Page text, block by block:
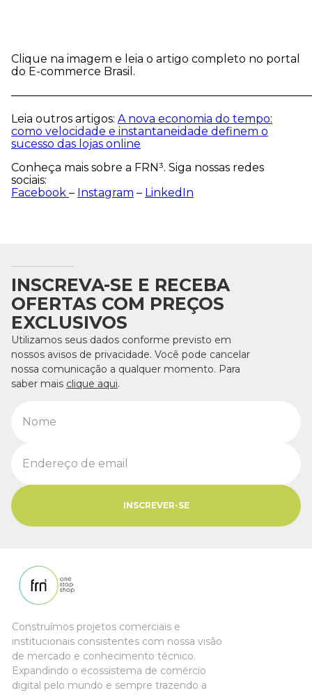
Clique na imagem e leia o artigo completo no portal
do E-commerce Brasil.
Leia outros artigos: A nova economia do tempo:
como velocidade e instantaneidade definem o
sucesso das lojas online
Conheça mais sobre a FRN³. Siga nossas redes
sociais:
Facebook – Instagram – LinkedIn
INSCREVA-SE E RECEBA
OFERTAS COM PREÇOS
EXCLUSIVOS
Utilizamos seus dados conforme previsto em
nossos avisos de privacidade. Você pode cancelar
nossa comunicação a qualquer momento. Para
saber mais clique aqui.
INSCREVER-SE
Construímos projetos comerciais e
institucionais consistentes com nossa visão
de mercado e conhecimento técnico.
Expandindo o ecossistema de comércio
digital pelo mundo e sempre trazendo a